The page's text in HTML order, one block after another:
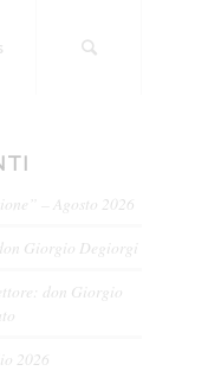
– Agosto 2026
Giorgio Degiorgi
don Giorgio
2026